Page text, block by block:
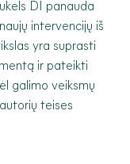
DI panauda
intervencijų iš
yra suprasti
ir pateikti
galimo veiksmų
teises